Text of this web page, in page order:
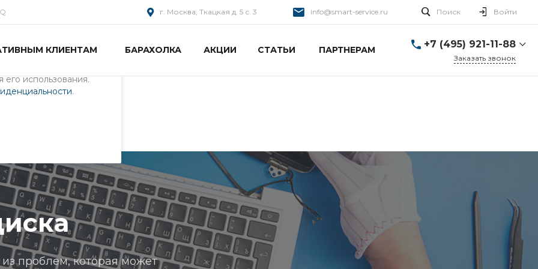
и
использования.
.
г. Москва, Ткацкая д. 5 с. 3 info@smart-service.ru Поиск Войти
КЛИЕНТАМ БАРАХОЛКА АКЦИИ СТАТЬИ ПАРТНЕРАМ
+7 (495) 921-11-88
Заказать звонок
проблем, которая может